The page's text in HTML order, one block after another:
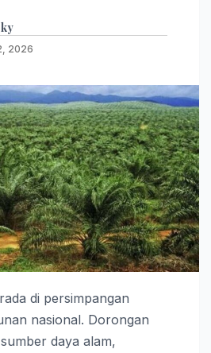
2026
di persimpangan
nasional. Dorongan
daya alam,